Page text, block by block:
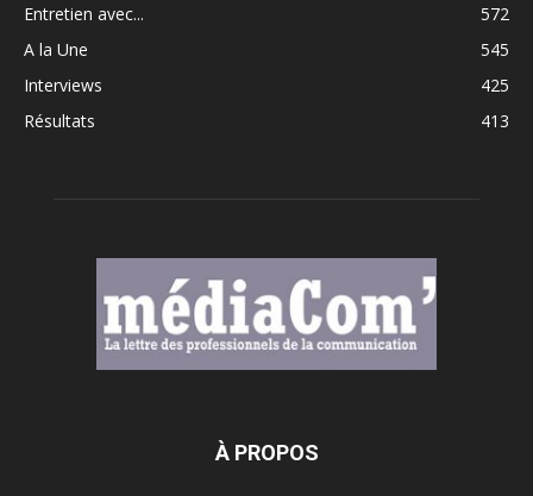
Entretien avec...
572
A la Une
545
Interviews
425
Résultats
413
À PROPOS